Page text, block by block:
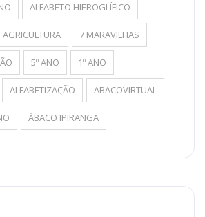
ALFABETO HIEROGLÍFICO
AGRICULTURA 7 MARAVILHAS
5º ANO 1º ANO
ALFABETIZAÇÃO ABACOVIRTUAL
ÁBACO IPIRANGA